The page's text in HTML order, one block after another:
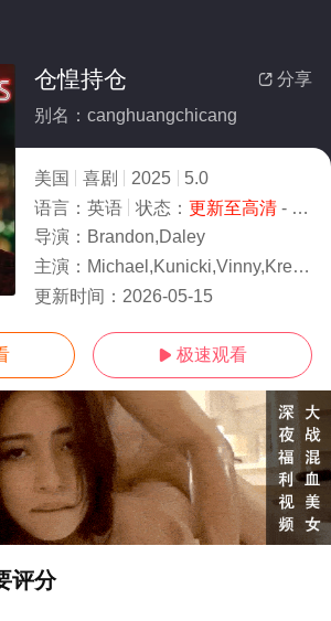
 分享
仓惶持仓
别名：canghuangchicang
美国 喜剧 2025
5.0
语言： 英语 状态： 更新至高清- 免费在线观看
导演： Brandon,Daley
主演： Michael,Kunicki,Vinny,Kress,Trevor,
更新时间： 2026-05-15
 极速观看
评分